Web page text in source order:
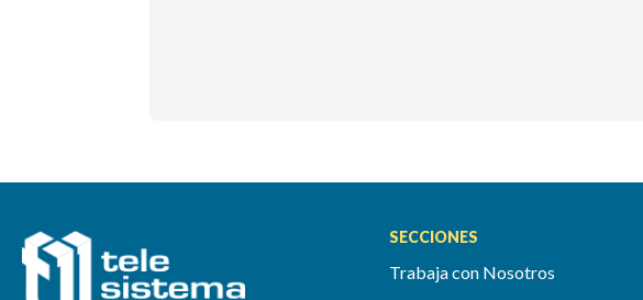
SECCIONES
Trabaja con Nosotros